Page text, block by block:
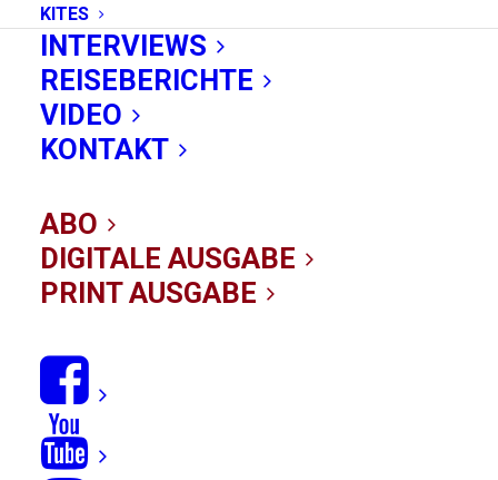
KITES
INTERVIEWS
REISEBERICHTE
VIDEO
KONTAKT
ABO
DIGITALE AUSGABE
PRINT AUSGABE
F-one